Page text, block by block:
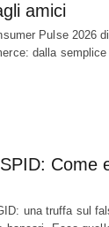
amici
Pulse 2026
dalla
Come
una truffa sul